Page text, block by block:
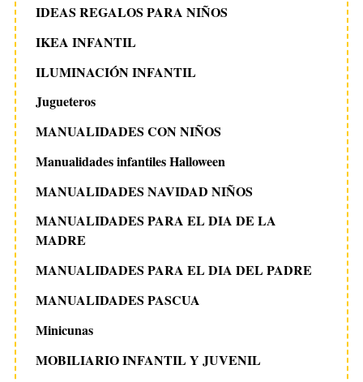
IDEAS REGALOS PARA NIÑOS
IKEA INFANTIL
ILUMINACIÓN INFANTIL
Jugueteros
MANUALIDADES CON NIÑOS
Manualidades infantiles Halloween
MANUALIDADES NAVIDAD NIÑOS
MANUALIDADES PARA EL DIA DE LA
MADRE
MANUALIDADES PARA EL DIA DEL PADRE
MANUALIDADES PASCUA
Minicunas
MOBILIARIO INFANTIL Y JUVENIL